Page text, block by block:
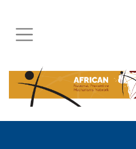
Skip
to
main
content